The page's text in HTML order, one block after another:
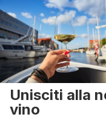
Unisciti alla
vino